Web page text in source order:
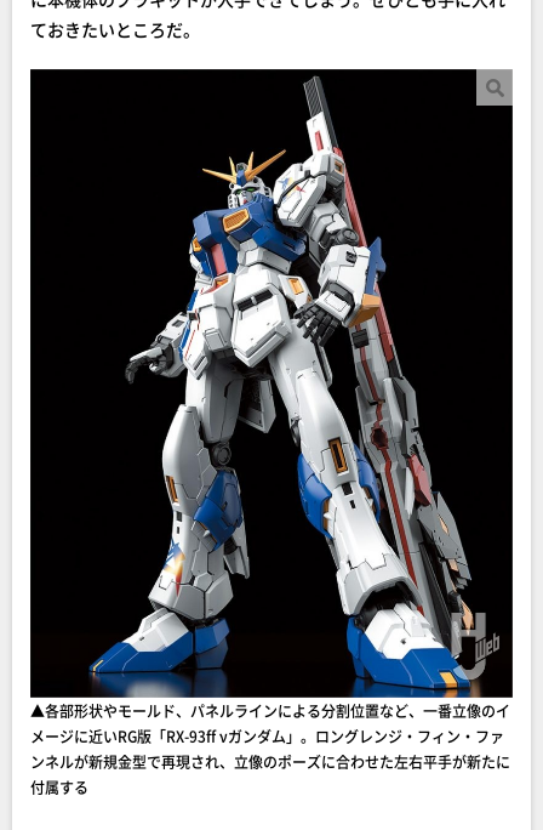
ておきたいところだ。
▲各部形状やモールド、パネルラインによる分割位置など、一番立像のイ
メージに近いRG版「RX-93ff νガンダム」。ロングレンジ・フィン・ファ
ンネルが新規金型で再現され、立像のポーズに合わせた左右平手が新たに
付属する